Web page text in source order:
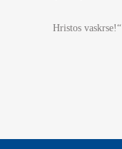
Hristos vaskrse!“